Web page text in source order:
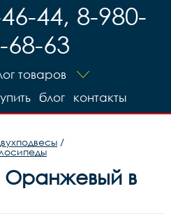
44, 8-980-
68-63
товаров
контакты
блог
/
Оранжевый в